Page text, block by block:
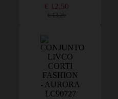
€ 12,50
€ 13,25